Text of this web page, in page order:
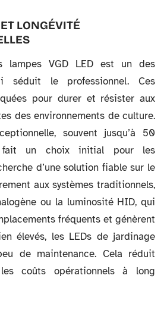
LONGÉVITÉ
lampes VGD LED est un des
séduit le professionnel. Ces
pour durer et résister aux
des environnements de culture.
souvent jusqu’à 50
un choix initial pour les
d’une solution fiable sur le
aux systèmes traditionnels,
ou la luminosité HID, qui
fréquents et génèrent
élevés, les LEDs de jardinage
de maintenance. Cela réduit
les coûts opérationnels à long